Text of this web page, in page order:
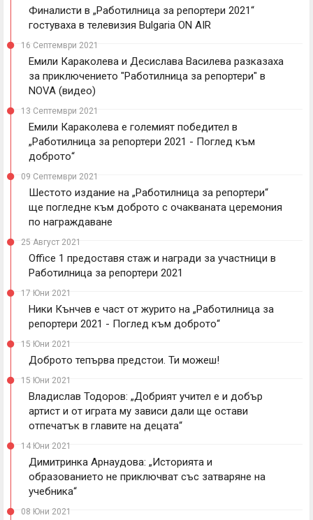
Финалисти в „Работилница за репортери 2021“
гостуваха в телевизия Bulgaria ON AIR
16 Септември 2021
Емили Караколева и Десислава Василева разказаха
за приключението "Работилница за репортери" в
NOVA (видео)
13 Септември 2021
Емили Караколева е големият победител в
„Работилница за репортери 2021 - Поглед към
доброто“
09 Септември 2021
Шестото издание на „Работилница за репортери“
ще погледне към доброто с очакваната церемония
по награждаване
25 Август 2021
Office 1 предоставя стаж и награди за участници в
Работилница за репортери 2021
17 Юни 2021
Ники Кънчев е част от журито на „Работилница за
репортери 2021 - Поглед към доброто“
15 Юни 2021
Доброто тепърва предстои. Ти можеш!
15 Юни 2021
Владислав Тодоров: „Добрият учител е и добър
артист и от играта му зависи дали ще остави
отпечатък в главите на децата“
14 Юни 2021
Димитринка Арнаудова: „Историята и
образованието не приключват със затваряне на
учебника“
08 Юни 2021